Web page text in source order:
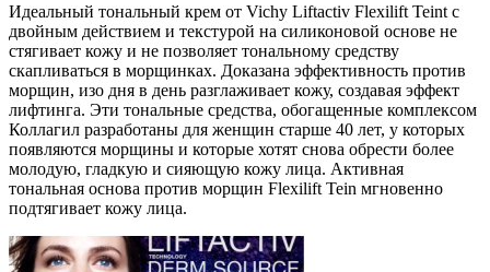
Идеальный тональный крем от Vichy Liftactiv Flexilift Teint с
двойным действием и текстурой на силиконовой основе не
стягивает кожу и не позволяет тональному средству
скапливаться в морщинках. Доказана эффективность против
морщин, изо дня в день разглаживает кожу, создавая эффект
лифтинга. Эти тональные средства, обогащенные комплексом
Колла­гил разработаны для женщин старше 40 лет, у которых
появля­ются морщины и которые хотят снова обрести более
молодую, гла­дкую и сияющую кожу лица. Активная
тональная основа против морщин Flexilift Tein мгно­венно
подтягивает кожу лица.